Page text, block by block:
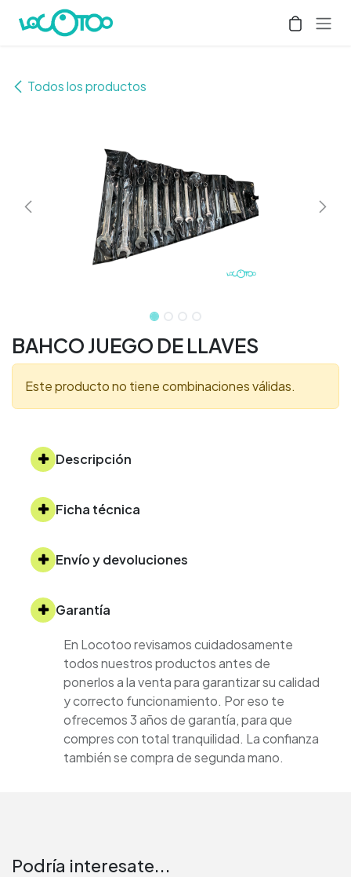
Ir al contenido
Todos los productos
BAHCO JUEGO DE LLAVES
Este producto no tiene combinaciones válidas.
Descripción
Ficha técnica
Envío y devoluciones
Garantía
En Locotoo revisamos cuidadosamente
todos nuestros productos antes de
ponerlos a la venta para garantizar su calidad
y correcto funcionamiento. Por eso te
ofrecemos 3 años de garantía, para que
compres con total tranquilidad. La confianza
también se compra de segunda mano.
Podría interesate...